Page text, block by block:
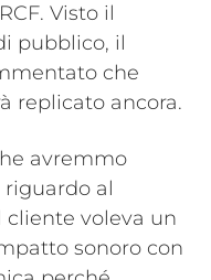
Visto il
pubblico, il
che
replicato ancora.
avremmo
al
cliente voleva un
sonoro con